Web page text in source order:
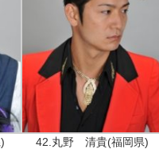
42.丸野 清貴(福岡県)